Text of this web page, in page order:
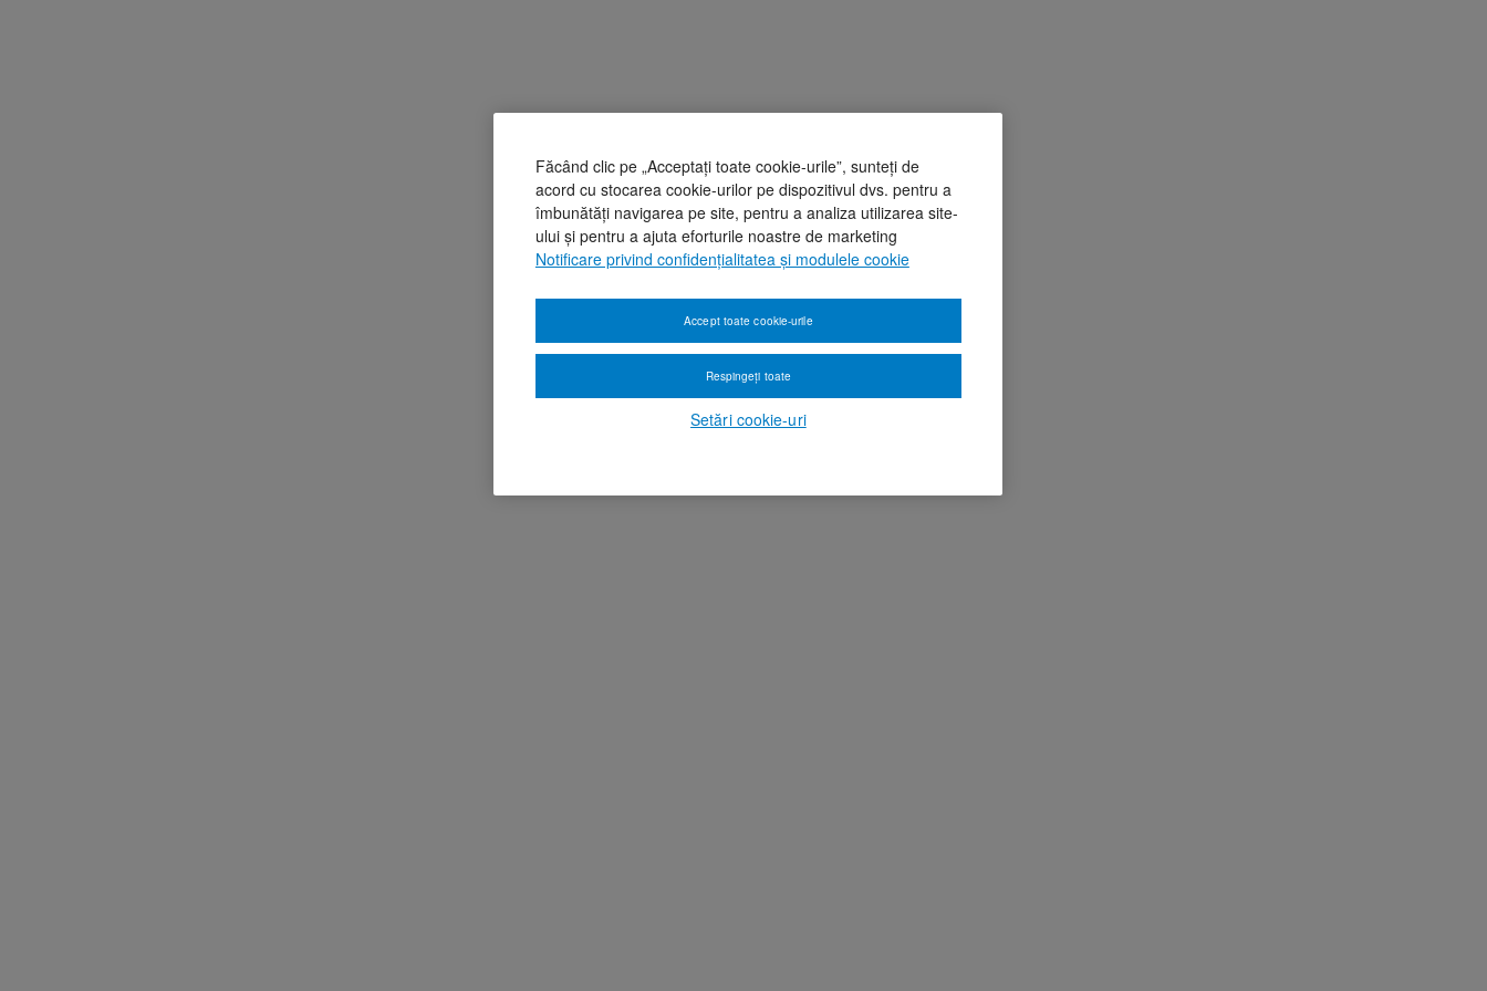
Făcând clic pe „Acceptați toate cookie-urile”, sunteți de
acord cu stocarea cookie-urilor pe dispozitivul dvs. pentru a
îmbunătăți navigarea pe site, pentru a analiza utilizarea site-
ului și pentru a ajuta eforturile noastre de marketing
Notificare privind confidențialitatea și modulele cookie
Setări cookie-uri
Respingeți toate
Accept toate cookie-urile